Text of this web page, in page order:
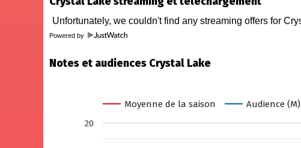
Powered by
Notes et audiences Crystal Lake
Moyenne de la saison Audience (M)
20